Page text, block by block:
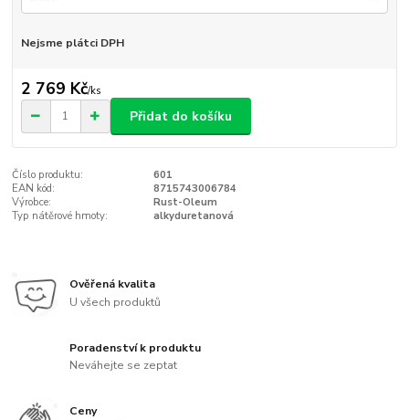
Nejsme plátci DPH
2 769 Kč/ks
Přidat do košíku
Číslo produktu:
601
EAN kód:
8715743006784
Výrobce:
Rust-Oleum
Typ nátěrové hmoty:
alkyduretanová
Ověřená kvalita
U všech produktů
Poradenství k produktu
Neváhejte se zeptat
Ceny